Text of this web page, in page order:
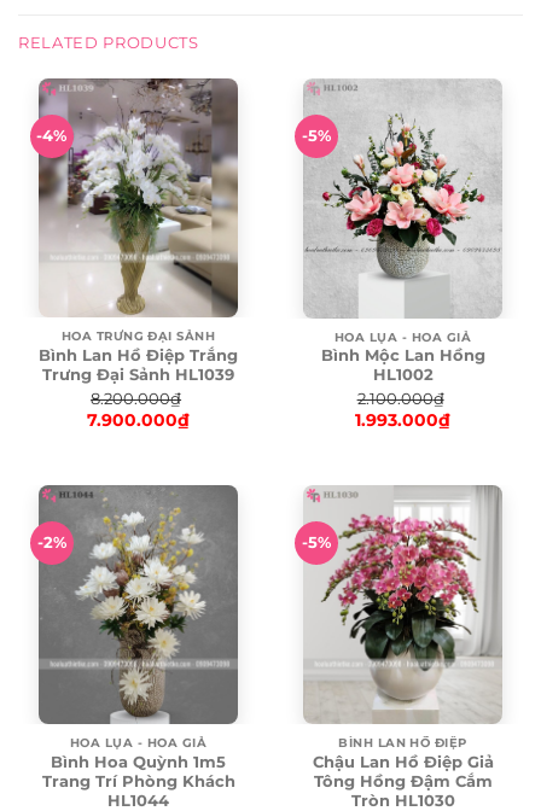
RELATED PRODUCTS
-4%
HOA TRƯNG ĐẠI SẢNH
Bình Lan Hồ Điệp Trắng
Trưng Đại Sảnh HL1039
8.200.000₫
Original
8.200.000₫.
7.900.000₫
is:
7.900.000₫.
-5%
HOA LỤA - HOA GIẢ
Bình Mộc Lan Hồng
HL1002
2.100.000₫
Original
2.100.000₫.
1.993.000₫
is:
1.993.000₫.
-2%
HOA LỤA - HOA GIẢ
Bình Hoa Quỳnh 1m5
Trang Trí Phòng Khách
HL1044
-5%
BÌNH LAN HỒ ĐIỆP
Chậu Lan Hồ Điệp Giả
Tông Hồng Đậm Cắm
Tròn HL1030